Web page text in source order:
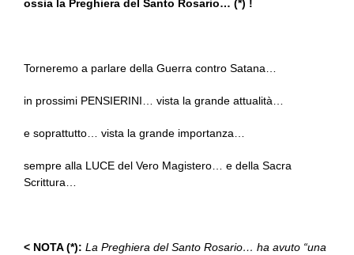
ossia la Preghiera del Santo Rosario… (*) !
Torneremo a parlare della Guerra contro Satana…
in prossimi PENSIERINI… vista la grande attualità…
e soprattutto… vista la grande importanza…
sempre alla LUCE del Vero Magistero… e della Sacra
Scrittura…
< NOTA (*): La Preghiera del Santo Rosario… ha avuto “una